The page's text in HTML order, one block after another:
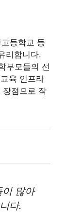
등학교 등
리합니다.
부모들의 선
육 인프라
장점으로 작
많아
다.